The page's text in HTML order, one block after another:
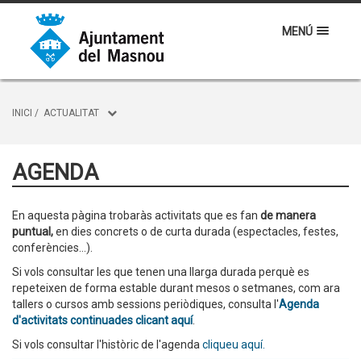
MENÚ
INICI / ACTUALITAT
AGENDA
En aquesta pàgina trobaràs activitats que es fan de manera
puntual,en dies concrets o de curta durada (espectacles, festes,
conferències...).
Si vols consultar les que tenen una llarga durada perquè es
repeteixen de forma estable durant mesos o setmanes, com ara
tallers o cursos amb sessions periòdiques, consulta l'Agenda
d'activitats continuades clicant aquí.
Si vols consultar l'històric de l'agenda cliqueu aquí.